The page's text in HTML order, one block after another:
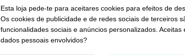
Esta loja pede-te para aceitares cookies para efeitos de
Os cookies de publicidade e de redes sociais de terceiros
funcionalidades sociais e anúncios personalizados.
dados pessoais envolvidos?